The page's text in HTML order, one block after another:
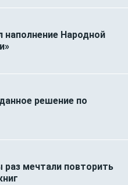
наполнение Народной
решение по
раз мечтали повторить